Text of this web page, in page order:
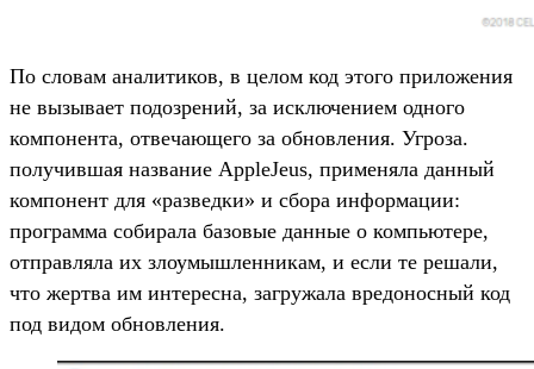
По словам аналитиков, в целом код этого приложения
не вызывает подозрений, за исключением одного
компонента, отвечающего за обновления. Угроза.
получившая название AppleJeus, применяла данный
компонент для «разведки» и сбора информации:
программа собирала базовые данные о компьютере,
отправляла их злоумышленникам, и если те решали,
что жертва им интересна, загружала вредоносный код
под видом обновления.